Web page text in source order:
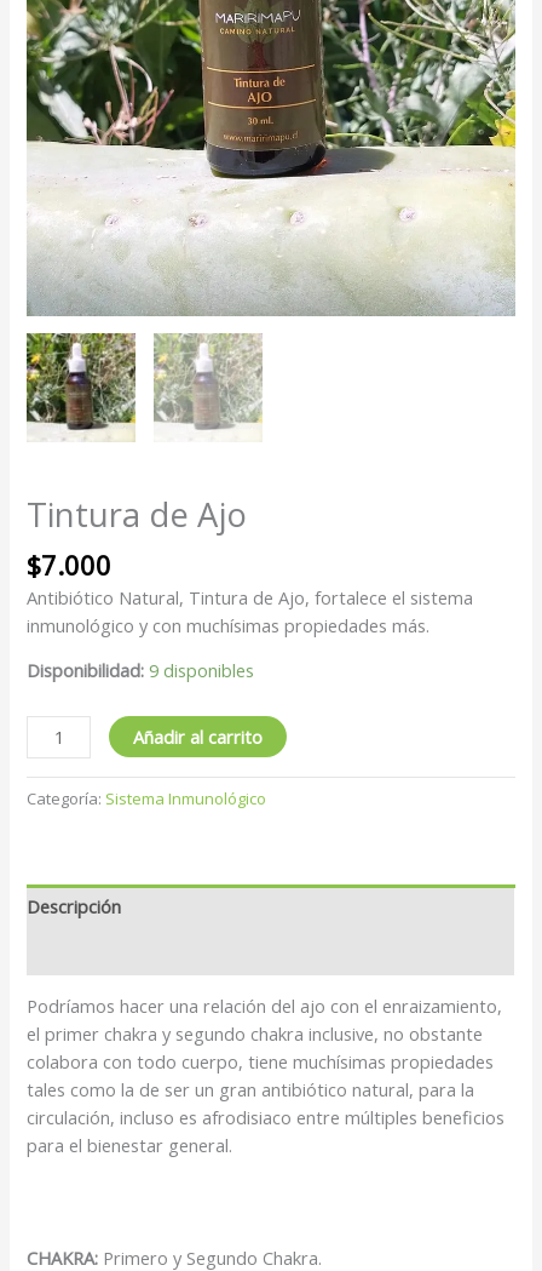
Tintura de Ajo
$7.000
Antibiótico Natural, Tintura de Ajo, fortalece el sistema
inmunológico y con muchísimas propiedades más.
Disponibilidad: 9 disponibles
Añadir al carrito
Categoría: Sistema Inmunológico
Descripción
Podríamos hacer una relación del ajo con el enraizamiento,
el primer chakra y segundo chakra inclusive, no obstante
colabora con todo cuerpo, tiene muchísimas propiedades
tales como la de ser un gran antibiótico natural, para la
circulación, incluso es afrodisiaco entre múltiples beneficios
para el bienestar general.
CHAKRA: Primero y Segundo Chakra.